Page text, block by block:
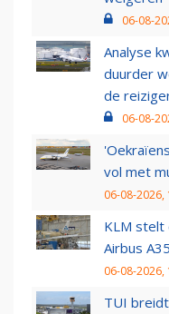
06-08-
Analyse
duurder
de
06-08-
vol met
06-08-2026,
KLM stelt
Airbus
06-08-2026,
TUI